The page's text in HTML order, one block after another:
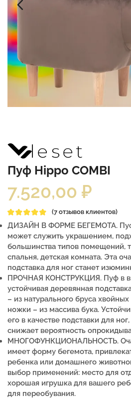
Пуф Hippo COMBI
7.520,00 ₽
(7 отзывов клиентов)
ДИЗАЙН В ФОРМЕ БЕГЕМОТА.
может служить украшением,
большинства типов помещений,
спальня, детская комната. Эта
подставка для ног станет
ПРОЧНАЯ КОНСТРУКЦИЯ. Пуф в
устойчивая деревянная
– из натурального бруса
ножки – из массива бука.
его в качестве подставки для
снижает вероятность
МНОГОФУНКЦИОНАЛЬНОСТЬ.
имеет форму бегемота,
ребенка или домашнего
выбор применений: место для
хорошая игрушка для вашего
для переобувания.